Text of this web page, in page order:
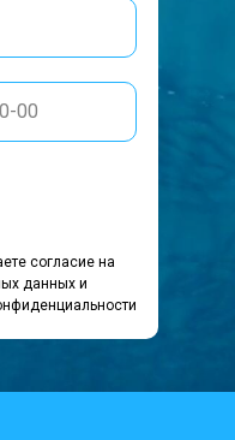
согласие на
данных и